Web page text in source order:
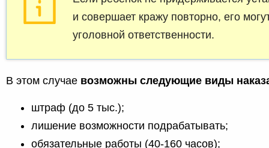
и совершает кражу повторно, его
уголовной ответственности.
В этом случае возможны следующие виды
штраф (до 5 тыс.);
лишение возможности подрабатывать;
обязательные работы (40-160 часов);